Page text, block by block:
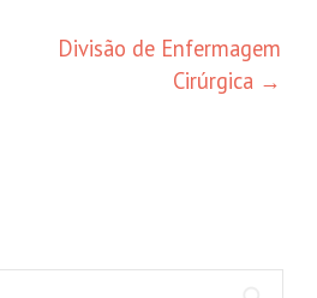
Divisão de Enfermagem
Cirúrgica →